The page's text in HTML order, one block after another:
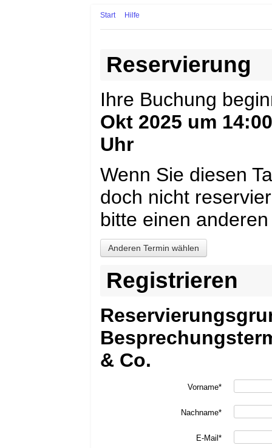
Start Hilfe
Reservierung
Ihre Buchung
Okt 2025 um
Uhr
Wenn Sie diesen
doch nicht
bitte einen
Registrieren
& Co.
Vorname*
Nachname*
E-Mail*